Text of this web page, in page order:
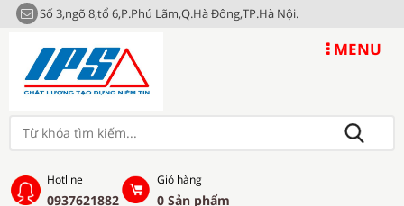
Số 3,ngõ 8,tổ 6,P.Phú Lãm,Q.Hà Đông,TP.Hà Nội.
MENU
Hotline
0937621882
Giỏ hàng
0 Sản phẩm